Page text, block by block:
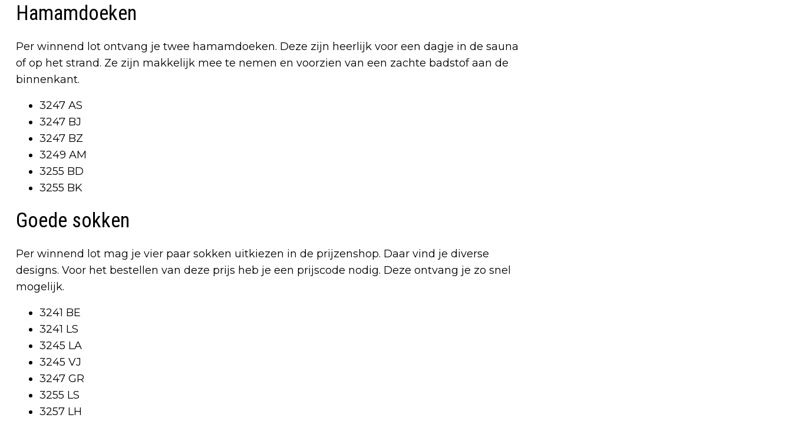
Hamamdoeken
Per winnend lot ontvang je twee hamamdoeken. Deze zijn heerlijk voor een dagje in de sauna
of op het strand. Ze zijn makkelijk mee te nemen en voorzien van een zachte badstof aan de
binnenkant.
3247 AS
3247 BJ
3247 BZ
3249 AM
3255 BD
3255 BK
Goede sokken
Per winnend lot mag je vier paar sokken uitkiezen in de prijzenshop. Daar vind je diverse
designs. Voor het bestellen van deze prijs heb je een prijscode nodig. Deze ontvang je zo snel
mogelijk.
3241 BE
3241 LS
3245 LA
3245 VJ
3247 GR
3255 LS
3257 LH